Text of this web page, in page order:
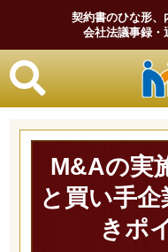
契約書のひな形、
会社法議事録・
M&Aの実
と買い手
きポ